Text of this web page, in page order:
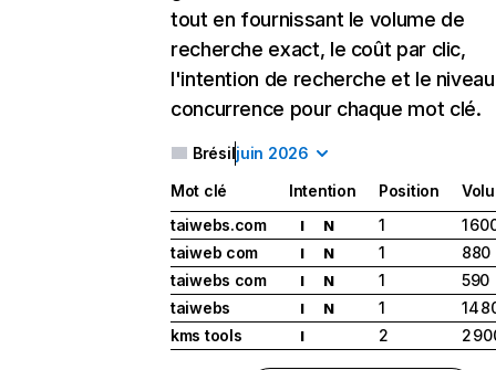
tout en fournissant le volume de
recherche exact, le coût par clic,
l'intention de recherche et le
concurrence pour chaque mot clé.
Brésiljuin 2026
Mot clé Intention Position
taiwebs.com
I N 1
1
taiweb com
I N 1
880
taiwebs com
I N 1
590
taiwebs
I N 1
14
kms tools
I 2 2